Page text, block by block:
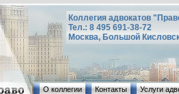
Коллегия адвокатов
Тел.: 8 495 691-38-72
Москва, Большой
О коллегии Контакты Услуги